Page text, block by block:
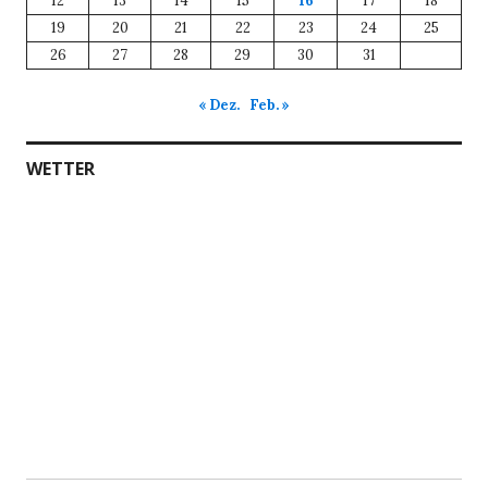
19
20 21 22 23 24
25
26
27 28 29 30 31
« Dez. Feb. »
WETTER